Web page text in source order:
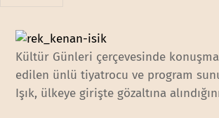
Kültür Günleri çerçevesinde
edilen ünlü tiyatrocu ve program
Işık, ülkeye girişte gözaltına